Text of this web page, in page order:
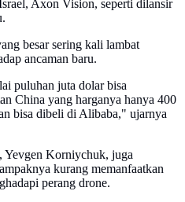
Axon Vision, seperti dilansir
besar sering kali lambat
ancaman baru.
puluhan juta dolar bisa
China yang harganya hanya 400
bisa dibeli di Alibaba," ujarnya
Yevgen Korniychuk, juga
kurang memanfaatkan
perang drone.